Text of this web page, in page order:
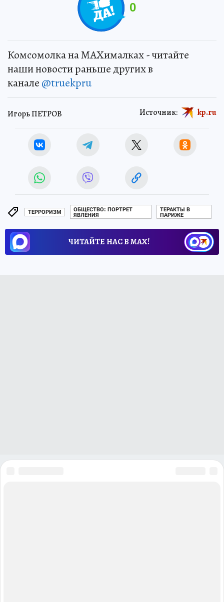
0
Комсомолка на MAXималках - читайте
наши новости раньше других в
канале @truekpru
Игорь ПЕТРОВ Источник: kp.ru
ТЕРРОРИЗМ
ОБЩЕСТВО: ПОРТРЕТ
ЯВЛЕНИЯ
ТЕРАКТЫ В
ПАРИЖЕ
ЧИТАЙТЕ НАС В МАХ!